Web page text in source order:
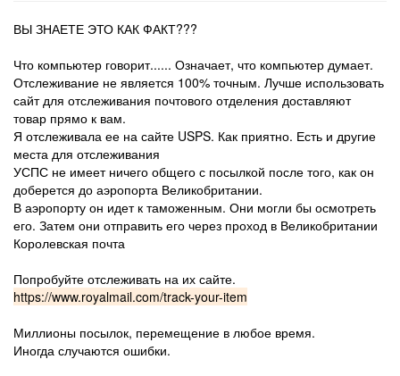
ВЫ ЗНАЕТЕ ЭТО КАК ФАКТ???
Что компьютер говорит...... Означает, что компьютер думает.
Отслеживание не является 100% точным. Лучше использовать
сайт для отслеживания почтового отделения доставляют
товар прямо к вам.
Я отслеживала ее на сайте USPS. Как приятно. Есть и другие
места для отслеживания
УСПС не имеет ничего общего с посылкой после того, как он
доберется до аэропорта Великобритании.
В аэропорту он идет к таможенным. Они могли бы осмотреть
его. Затем они отправить его через проход в Великобритании
Королевская почта
Попробуйте отслеживать на их сайте.
https://www.royalmail.com/track-your-item
Миллионы посылок, перемещение в любое время.
Иногда случаются ошибки.